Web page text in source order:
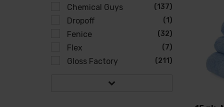
Chemical Guys (137)
Dropoff (1)
Fenice (32)
Flex (7)
Gloss Factory (211)